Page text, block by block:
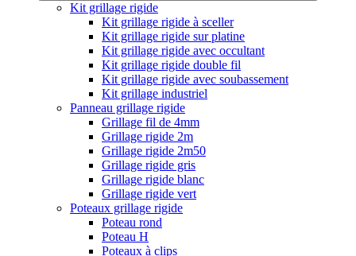
Kit grillage rigide
Kit grillage rigide à sceller
Kit grillage rigide sur platine
Kit grillage rigide avec occultant
Kit grillage rigide double fil
Kit grillage rigide avec soubassement
Kit grillage industriel
Panneau grillage rigide
Grillage fil de 4mm
Grillage rigide 2m
Grillage rigide 2m50
Grillage rigide gris
Grillage rigide blanc
Grillage rigide vert
Poteaux grillage rigide
Poteau rond
Poteau H
Poteaux à clips